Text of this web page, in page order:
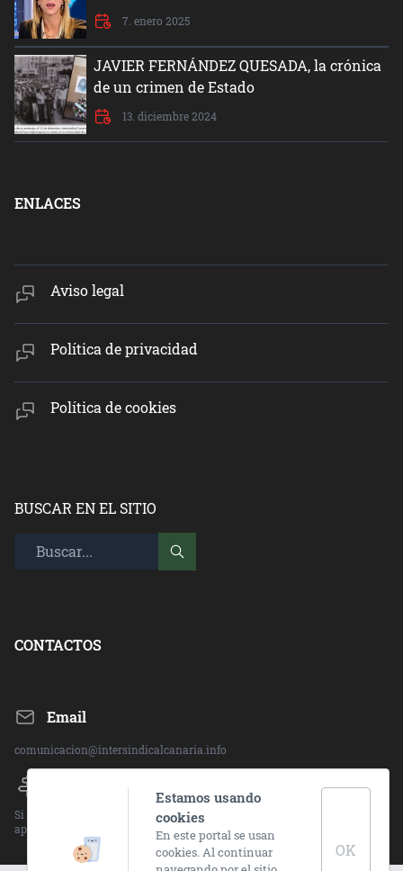
dignidad del ser humano”
7. enero 2025
JAVIER FERNÁNDEZ QUESADA, la crónica
de un crimen de Estado
13. diciembre 2024
ENLACES
Aviso legal
Política de privacidad
Política de cookies
BUSCAR EN EL SITIO
CONTACTOS
Email
comunicacion@intersindicalcanaria.info
Si deseas ponerte en contacto con alguna de nuestras sedes, visita el
apartado "CONTACTO" en la barra superior.
Estamos usando
cookies
En este portal se usan
cookies. Al continuar
OK